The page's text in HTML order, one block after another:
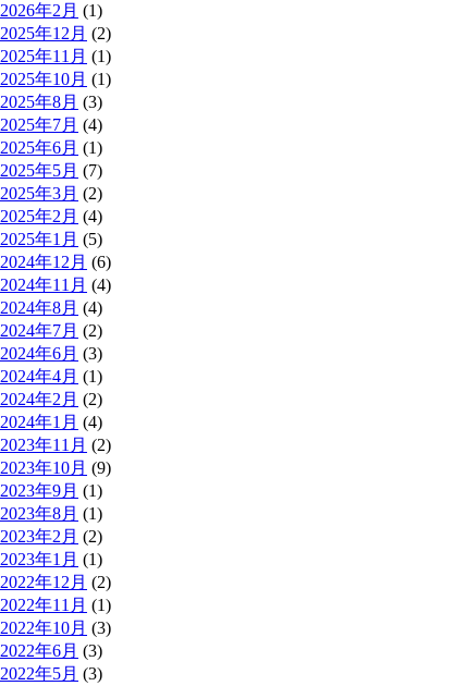
2026年2月 (1)
2025年12月 (2)
2025年11月 (1)
2025年10月 (1)
2025年8月 (3)
2025年7月 (4)
2025年6月 (1)
2025年5月 (7)
2025年3月 (2)
2025年2月 (4)
2025年1月 (5)
2024年12月 (6)
2024年11月 (4)
2024年8月 (4)
2024年7月 (2)
2024年6月 (3)
2024年4月 (1)
2024年2月 (2)
2024年1月 (4)
2023年11月 (2)
2023年10月 (9)
2023年9月 (1)
2023年8月 (1)
2023年2月 (2)
2023年1月 (1)
2022年12月 (2)
2022年11月 (1)
2022年10月 (3)
2022年6月 (3)
2022年5月 (3)